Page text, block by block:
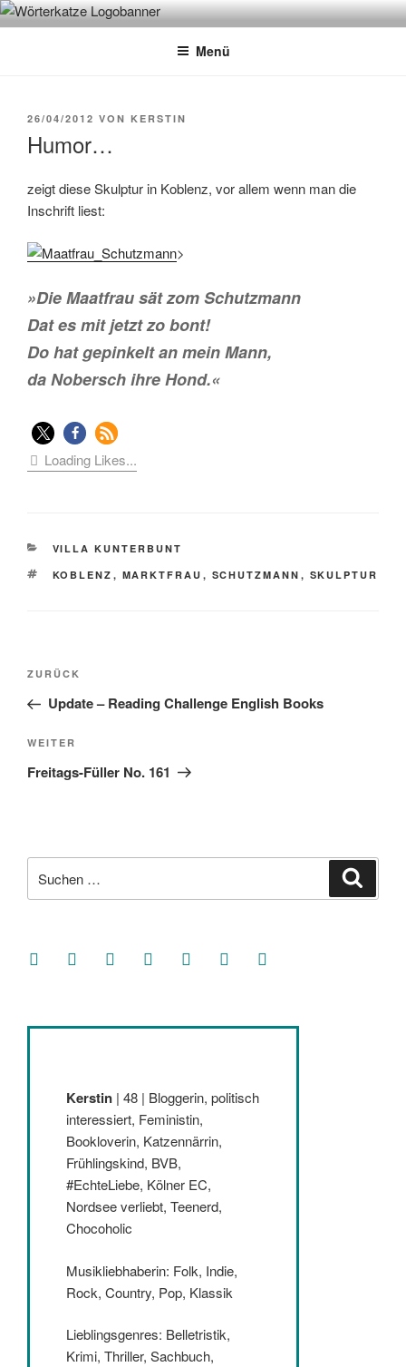
Zum
InhaltWÖRTERKATZE
Von Büchern erzählen
Menü
VERÖFFENTLICHT
26/04/2012 VON KERSTIN
Humor…
zeigt diese Skulptur in Koblenz, vor allem wenn man die
Inschrift liest:
>
»Die Maatfrau sät zom Schutzmann
Dat es mit jetzt zo bont!
Do hat gepinkelt an mein Mann,
da Nobersch ihre Hond.«
Loading Likes...
KATEGORIEN
VILLA KUNTERBUNT
SCHLAGWÖRTER
KOBLENZ , MARKTFRAU , SCHUTZMANN , SKULPTUR
Beitragsnavigation
Vorheriger
Beitrag
ZURÜCK
Update – Reading Challenge English Books
Nächster
Beitrag
WEITER
Freitags-Füller No. 161
nach:
facebooksoundcloud
twitter mastodoninstagramthreads goodreads
Kerstin | 48 | Bloggerin, politisch
interessiert, Feministin,
Bookloverin, Katzennärrin,
Frühlingskind, BVB,
#EchteLiebe, Kölner EC,
Nordsee verliebt, Teenerd,
Chocoholic
Musikliebhaberin: Folk, Indie,
Rock, Country, Pop, Klassik
Lieblingsgenres: Belletristik,
Krimi, Thriller, Sachbuch,